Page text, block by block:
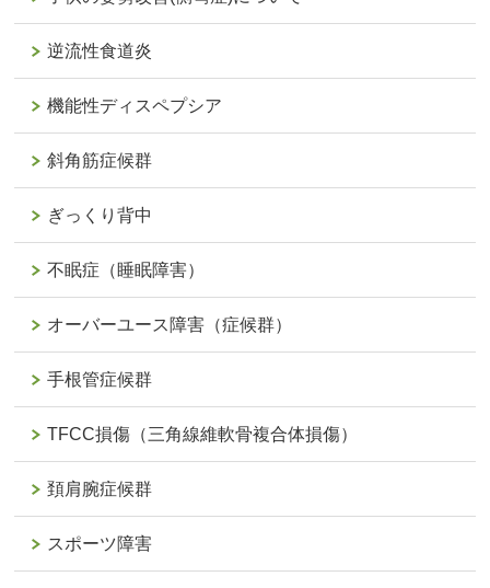
逆流性食道炎
機能性ディスペプシア
斜角筋症候群
ぎっくり背中
不眠症（睡眠障害）
オーバーユース障害（症候群）
手根管症候群
TFCC損傷（三角線維軟骨複合体損傷）
頚肩腕症候群
スポーツ障害